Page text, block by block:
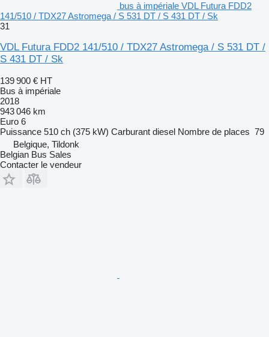
bus à impériale VDL Futura FDD2
141/510 / TDX27 Astromega / S 531 DT / S 431 DT / Sk
31
VDL Futura FDD2 141/510 / TDX27 Astromega / S 531 DT /
S 431 DT / Sk
139 900 € HT
Bus à impériale
2018
943 046 km
Euro 6
Puissance 510 ch (375 kW) Carburant diesel Nombre de places 79
Belgique, Tildonk
Belgian Bus Sales
Contacter le vendeur